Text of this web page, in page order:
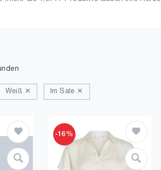
Jacken, Mäntel & Westen und
Weiß ✕ Im Sale ✕
-16%